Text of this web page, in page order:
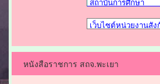
หนังสือราชการ สถจ.พะเยา